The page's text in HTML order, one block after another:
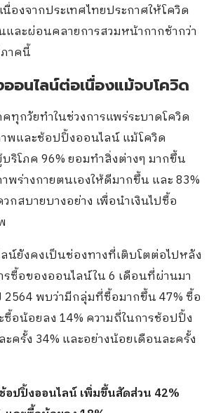
องจากประเทศไทยประกาศให้โควิด
และผ่อนคลายการสวมหน้ากากช้ากว่า
าคนี้
อนไลน์ต่อเนื่องแม้จบโควิด
ทุกวัยทำในช่วงการแพร่ระบาดโควิด
พและช้อปปิ้งออนไลน์ แม้โควิด
ริโภค 96% ยอมทำสิ่งต่างๆ มากขึ้น
พร่างกายตนเองให้ดีมากขึ้น และ 83%
กสบายบางอย่าง เพื่อนำเงินไปซื้อ
น์ยังคงเป็นช่องทางที่เติบโตต่อไปหลัง
ซื้อของออนไลน์ใน 6 เดือนที่ผ่านมา
2564 พบว่ามีกลุ่มที่ซื้อมากขึ้น 47% ซื้อ
ซื้อน้อยลง 14% ความถี่ในการช้อปปิ้ง
ครั้ง 34% และอย่างน้อยเดือนละครั้ง
อปปิ้งออนไลน์ เพิ่มขึ้นสัดส่วน 42%